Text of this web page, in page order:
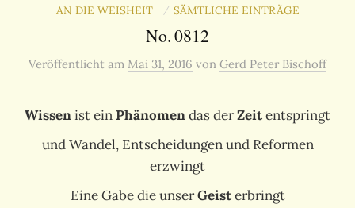
AN DIE WEISHEIT / SÄMTLICHE EINTRÄGE
No. 0812
Veröffentlicht am Mai 31, 2016 von Gerd Peter Bischoff
Wissenist einPhänomendas derZeitentspringt
und Wandel, Entscheidungen und Reformen
erzwingt
Eine Gabe die unserGeisterbringt